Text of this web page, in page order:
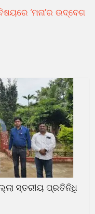
‘ମନା’ର ଉଦ୍‌ବେଗ
ସ୍ତରୀୟ ପ୍ରତିନିଧି